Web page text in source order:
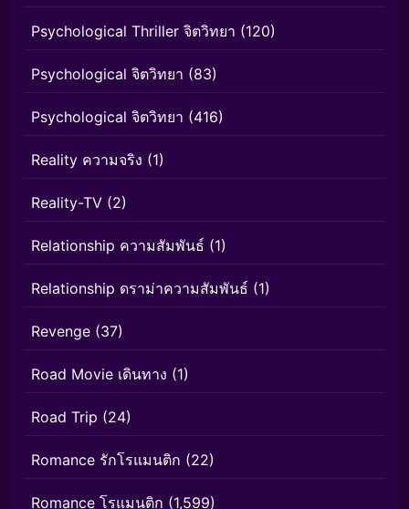
Psychological Thriller จิตวิทยา (120)
Psychological จิตวิทยา (83)
Psychological จิตวิทยา (416)
Reality ความจริง (1)
Reality-TV (2)
Relationship ความสัมพันธ์ (1)
Relationship ดราม่าความสัมพันธ์ (1)
Revenge (37)
Road Movie เดินทาง (1)
Road Trip (24)
Romance รักโรแมนติก (22)
Romance โรแมนติก (1,599)